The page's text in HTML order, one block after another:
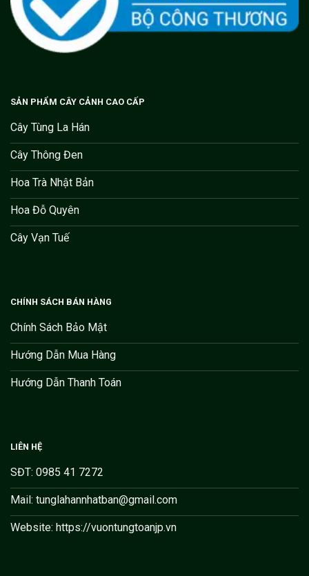
SẢN PHẨM CÂY CẢNH CAO CẤP
Cây Tùng La Hán
Cây Thông Đen
Hoa Trà Nhật Bản
Hoa Đỗ Quyên
Cây Vạn Tuế
CHÍNH SÁCH BÁN HÀNG
Chính Sách Bảo Mật
Hướng Dẫn Mua Hàng
Hướng Dẫn Thanh Toán
LIÊN HỆ
SĐT: 0985 41 7272
Mail: tunglahannhatban@gmail.com
Website: https://vuontungtoanjp.vn